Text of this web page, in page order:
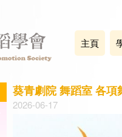
主頁
葵青劇院 舞蹈室 各項
2026-06-17